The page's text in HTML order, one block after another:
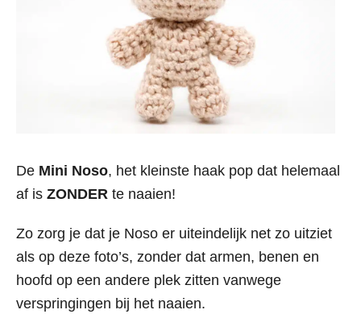
De Mini Noso, het kleinste haak pop dat helemaal
af is ZONDER te naaien!
Zo zorg je dat je Noso er uiteindelijk net zo uitziet
als op deze foto’s, zonder dat armen, benen en
hoofd op een andere plek zitten vanwege
verspringingen bij het naaien.